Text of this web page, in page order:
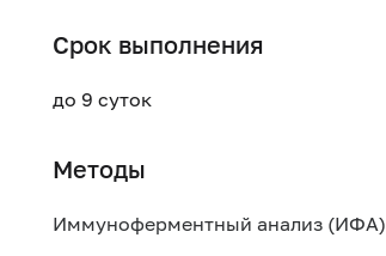
Срок выполнения
до 9 суток
Методы
Иммуноферментный анализ (ИФА)